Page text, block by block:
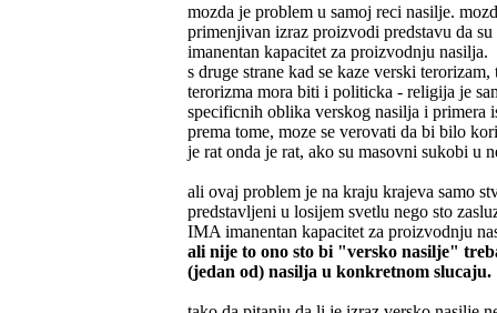
mozda je problem u samoj reci nasilje.
primenjivan izraz proizvodi predstavu da
imanentan kapacitet za proizvodnju nasilja.
s druge strane kad se kaze verski
terorizma mora biti i politicka - religija je
specificnih oblika verskog nasilja i primera
prema tome, moze se verovati da bi bilo
je rat onda je rat, ako su masovni sukobi u
ali ovaj problem je na kraju krajeva samo
predstavljeni u losijem svetlu nego sto
IMA imanentan kapacitet za proizvodnju
ali nije to ono sto bi "versko nasilje"
(jedan od) nasilja u konkretnom slucaju.